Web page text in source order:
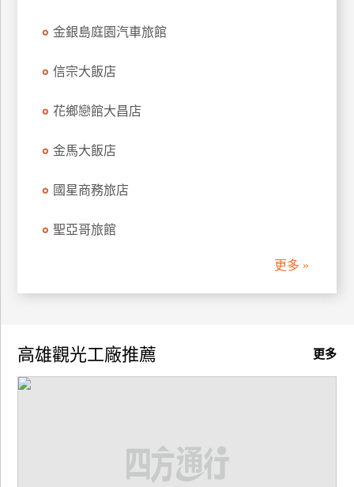
金銀島庭園汽車旅館
信宗大飯店
花鄉戀館大昌店
金馬大飯店
國星商務旅店
聖亞哥旅館
更多 »
更多
高雄觀光工廠推薦